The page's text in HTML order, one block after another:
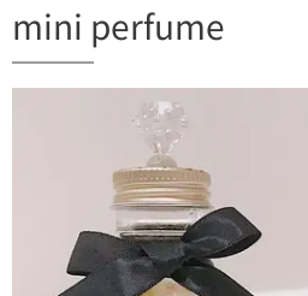
mini perfume